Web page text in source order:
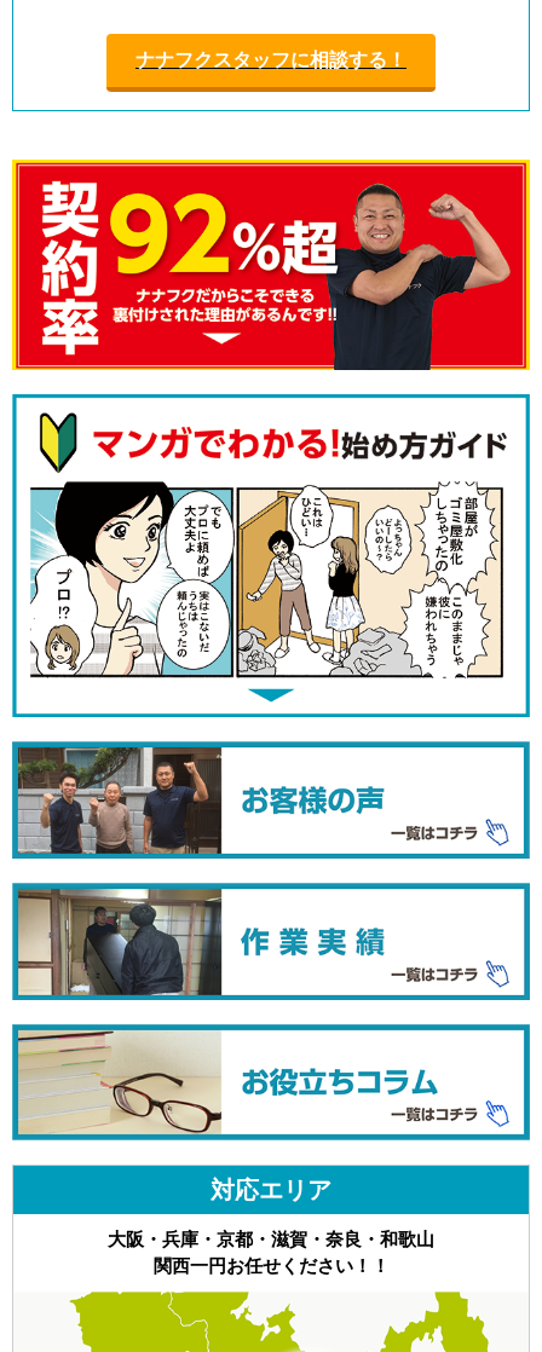
ナナフクスタッフに相談する！
対応エリア
大阪・兵庫・京都・滋賀・奈良・和歌山
関西一円お任せください！！